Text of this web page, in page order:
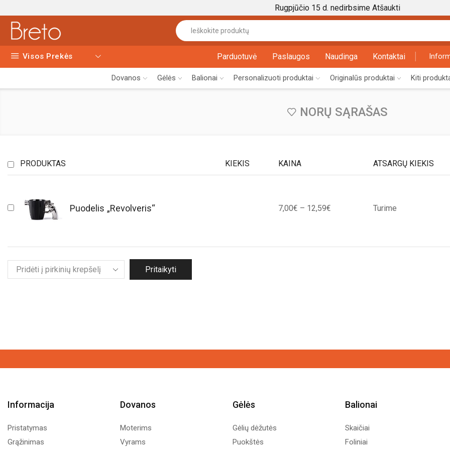
Rugpjūčio 15 d. nedirbsime Atšaukti
input
Visos Prekės Parduotuvė Paslaugos Naudinga Kontaktai
Dovanos Gėlės Balionai Personalizuoti produktai Originalūs produktai Kiti
NORŲ SĄRAŠAS
PRODUKTAS KIEKIS KAINA ATSARGŲ KIEKIS
Puodelis „Revolveris“ 7,00€ – 12,59€ Turime
Pritaikyti
Informacija
Pristatymas
Grąžinimas
Dovanos
Moterims
Vyrams
Gėlės
Gėlių dėžutės
Puokštės
Balionai
Skaičiai
Foliniai